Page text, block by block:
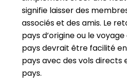
signifie laisser des
associés et des amis. Le
pays d’origine ou le
pays devrait être facilité
pays avec des vols directs
pays.